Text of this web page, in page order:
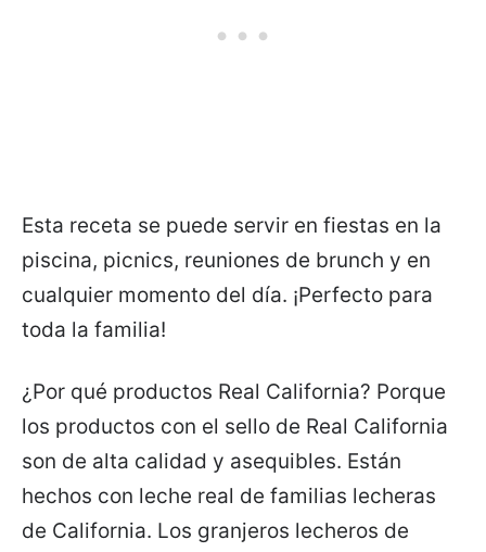
Esta receta se puede servir en fiestas en la
piscina, picnics, reuniones de brunch y en
cualquier momento del día. ¡Perfecto para
toda la familia!
¿Por qué productos Real California? Porque
los productos con el sello de Real California
son de alta calidad y asequibles. Están
hechos con leche real de familias lecheras
de California. Los granjeros lecheros de